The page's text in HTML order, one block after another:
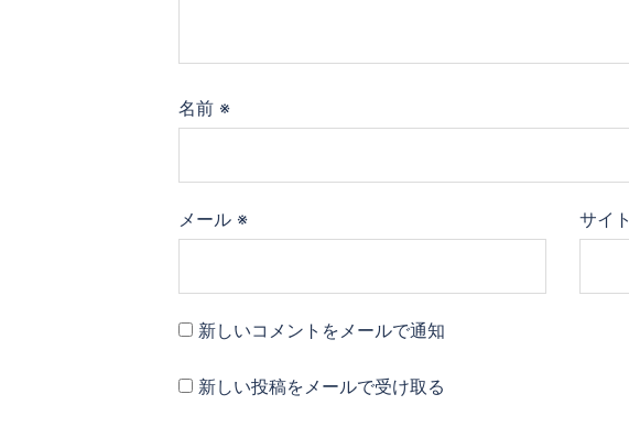
名前 ※
メール ※ サイト
新しいコメントをメールで通知
新しい投稿をメールで受け取る